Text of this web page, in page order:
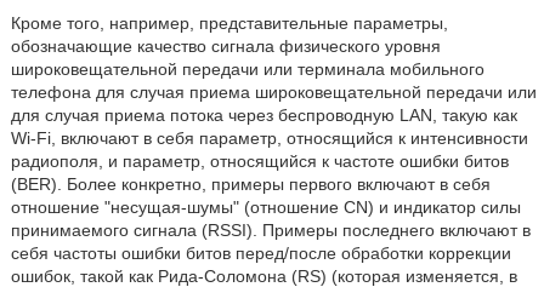
Кроме того, например, представительные параметры,
обозначающие качество сигнала физического уровня
широковещательной передачи или терминала мобильного
телефона для случая приема широковещательной передачи или
для случая приема потока через беспроводную LAN, такую как
Wi-Fi, включают в себя параметр, относящийся к интенсивности
радиополя, и параметр, относящийся к частоте ошибки битов
(BER). Более конкретно, примеры первого включают в себя
отношение "несущая-шумы" (отношение CN) и индикатор силы
принимаемого сигнала (RSSI). Примеры последнего включают в
себя частоты ошибки битов перед/после обработки коррекции
ошибок, такой как Рида-Соломона (RS) (которая изменяется, в